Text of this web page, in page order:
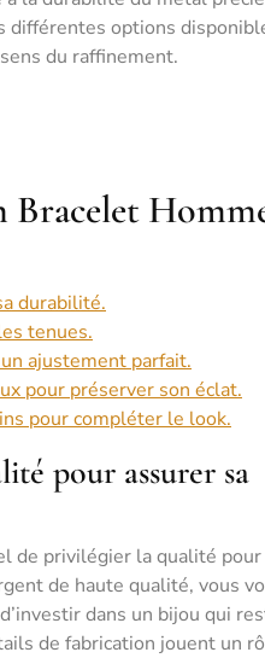
différentes options
du raffinement.
durabilité.
tenues.
ajustement parfait.
pour préserver son éclat.
pour compléter le look.
pour assurer sa
de privilégier la qualité
de haute qualité, vous
dans un bijou qui
de fabrication jouent un